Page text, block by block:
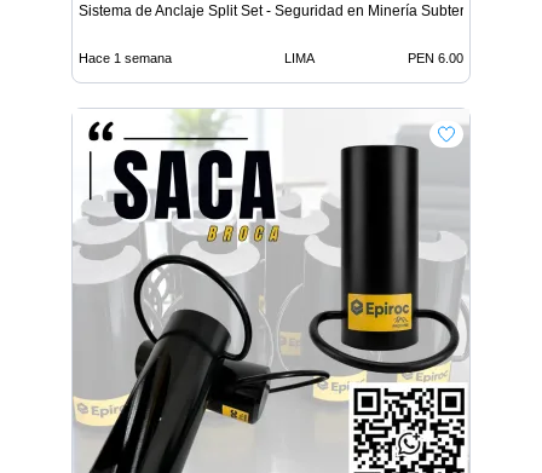
Sistema de Anclaje Split Set - Seguridad en Minería Subterrá
Hace 1 semana LIMA PEN 6.00